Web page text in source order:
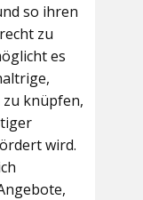
so ihren
zu
es
knüpfen,
wird.